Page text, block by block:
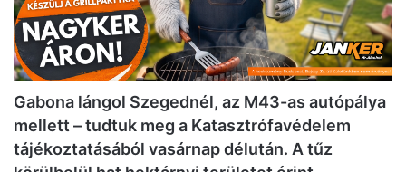
Gabona lángol Szegednél, az M43-as autópálya
mellett – tudtuk meg a Katasztrófavédelem
tájékoztatásából vasárnap délután. A tűz